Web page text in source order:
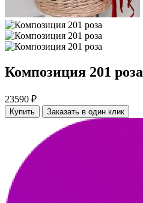
Композиция 201 роза
23590 ₽
Купить Заказать в один клик